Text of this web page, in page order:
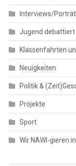
Interviews/
Jugend debattiert
Klassenfahrten
Neuigkeiten
Politik &
Projekte
Sport
Wir NAWI-gieren